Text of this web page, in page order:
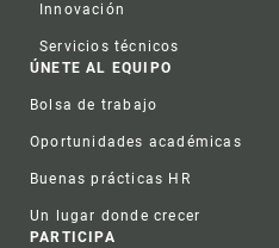
Innovación
Servicios técnicos
ÚNETE AL EQUIPO
Bolsa de trabajo
Oportunidades académicas
Buenas prácticas HR
Un lugar donde crecer
PARTICIPA